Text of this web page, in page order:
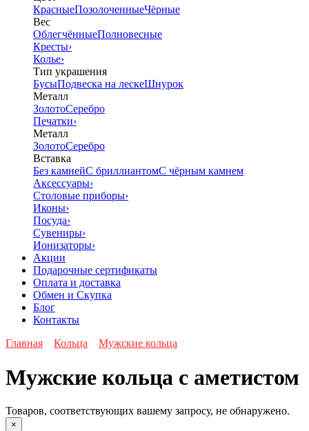
КрасныеПозолоченныеЧёрные
Вес
ОблегчённыеПолновесные
Кресты›
Колье›
Тип украшения
БусыПодвеска на лескеШнурок
Металл
ЗолотоСеребро
Печатки›
Металл
ЗолотоСеребро
Вставка
Без камнейС бриллиантомС чёрным камнем
Аксессуары›
Столовые приборы›
Иконы›
Посуда›
Сувениры›
Ионизаторы›
Акции
Подарочные сертификаты
Оплата и доставка
Обмен и Скупка
Блог
Контакты
Главная
Кольца Мужские кольца
Мужские кольца с аметистом
Товаров, соответствующих вашему запросу, не обнаружено.
×